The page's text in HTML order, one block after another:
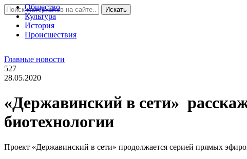
Искать
Общество
Культура
История
Проиcшествия
Главные новости
527
28.05.2020
«Державинский в сети»
биотехнологии
Проект «Державинский в сети» продолжается серией прямых